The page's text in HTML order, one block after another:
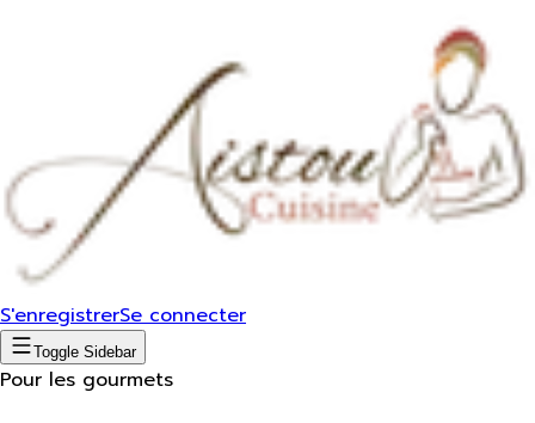
S'enregistrerSe connecter
Toggle Sidebar
Pour les gourmets